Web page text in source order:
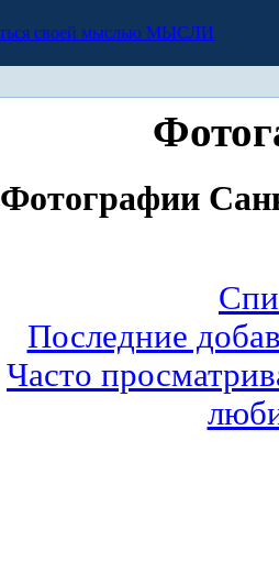
МЫСЛИ
Фотографии
Последние
Часто